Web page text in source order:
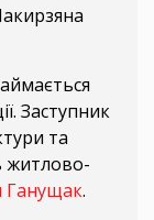
Заступник
та
житлово-
Ганущак.